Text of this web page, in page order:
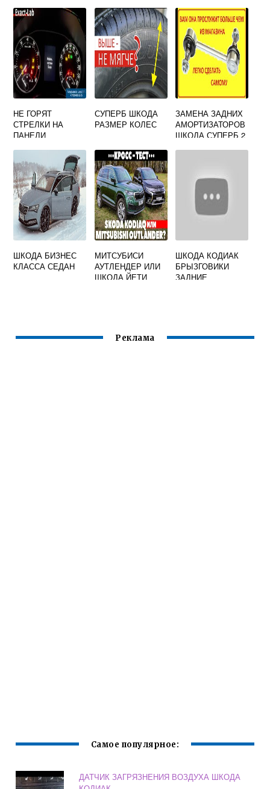
НЕ ГОРЯТ
СТРЕЛКИ НА
ПАНЕЛИ
ШКОДА ОКТАВИЯ
А5
СУПЕРБ ШКОДА
РАЗМЕР КОЛЕС
ЗАМЕНА ЗАДНИХ
АМОРТИЗАТОРОВ
ШКОДА СУПЕРБ 2
ШКОДА БИЗНЕС
КЛАССА СЕДАН
МИТСУБИСИ
АУТЛЕНДЕР ИЛИ
ШКОДА ЙЕТИ
ШКОДА КОДИАК
БРЫЗГОВИКИ
ЗАДНИЕ
Реклама
Самое популярное:
ДАТЧИК ЗАГРЯЗНЕНИЯ ВОЗДУХА ШКОДА